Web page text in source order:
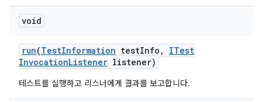
void
run(TestInformation testInfo ,
ITest
InvocationListener listener)
테스트를 실행하고 리스너에게 결과를 보고합니다.